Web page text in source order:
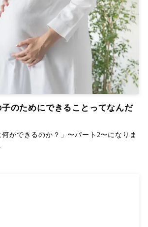
のためにできることってなんだ
ができるのか？」〜パート2〜になりま